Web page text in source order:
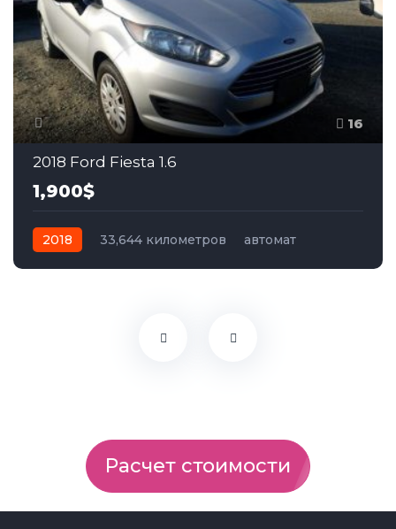
16
2018 Ford Fiesta 1.6
1,900$
2018 33,644 километров
автомат
Расчет стоимости